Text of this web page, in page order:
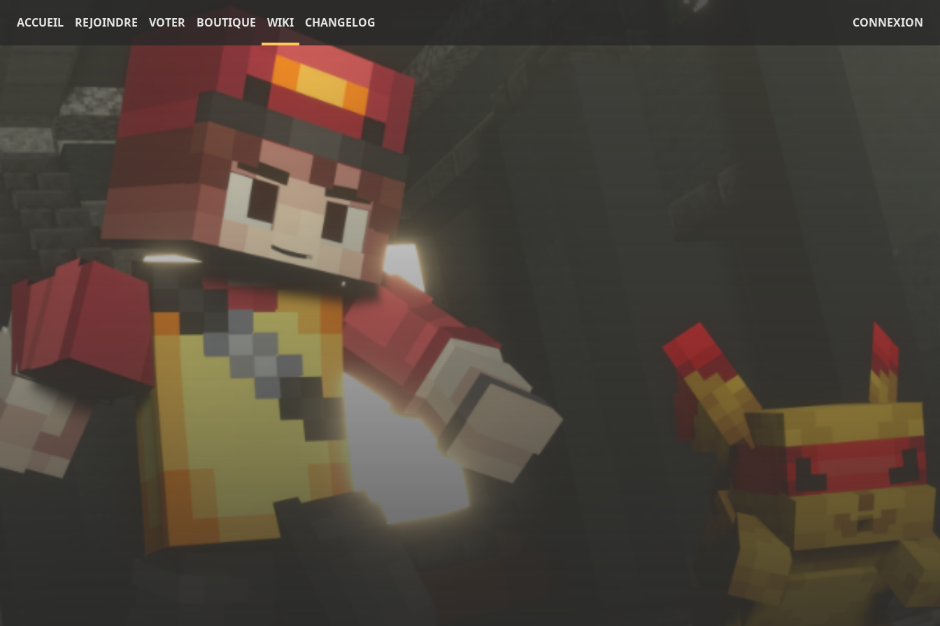
ACCUEIL REJOINDRE VOTER BOUTIQUE WIKI CHANGELOG CONNEXION